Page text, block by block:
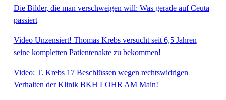
Die Bilder, die man verschweigen will: Was gerade auf Ceuta
passiert
Video Unzensiert! Thomas Krebs versucht seit 6,5 Jahren
seine kompletten Patientenakte zu bekommen!
Video: T. Krebs 17 Beschlüssen wegen rechtswidrigen
Verhalten der Klinik BKH LOHR AM Main!